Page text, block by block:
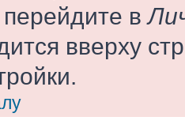
перейдите в
вверху